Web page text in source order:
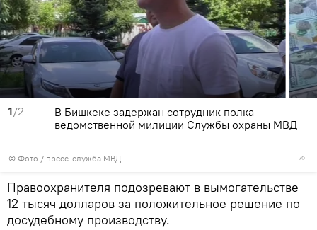
1/2
© Фото / пресс-служба МВД
В Бишкеке задержан сотрудник полка
ведомственной милиции Службы охраны МВД
Правоохранителя подозревают в вымогательстве
12 тысяч долларов за положительное решение по
досудебному производству.